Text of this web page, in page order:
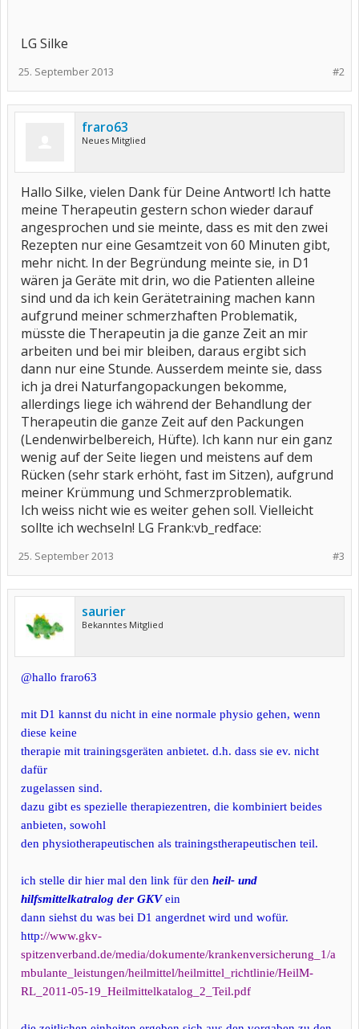
LG Silke
#2
25. September 2013
fraro63
Neues Mitglied
Hallo Silke, vielen Dank für Deine Antwort! Ich hatte
meine Therapeutin gestern schon wieder darauf
angesprochen und sie meinte, dass es mit den zwei
Rezepten nur eine Gesamtzeit von 60 Minuten gibt,
mehr nicht. In der Begründung meinte sie, in D1
wären ja Geräte mit drin, wo die Patienten alleine
sind und da ich kein Gerätetraining machen kann
aufgrund meiner schmerzhaften Problematik,
müsste die Therapeutin ja die ganze Zeit an mir
arbeiten und bei mir bleiben, daraus ergibt sich
dann nur eine Stunde. Ausserdem meinte sie, dass
ich ja drei Naturfangopackungen bekomme,
allerdings liege ich während der Behandlung der
Therapeutin die ganze Zeit auf den Packungen
(Lendenwirbelbereich, Hüfte). Ich kann nur ein ganz
wenig auf der Seite liegen und meistens auf dem
Rücken (sehr stark erhöht, fast im Sitzen), aufgrund
meiner Krümmung und Schmerzproblematik.
Ich weiss nicht wie es weiter gehen soll. Vielleicht
sollte ich wechseln! LG Frank:vb_redface:
#3
25. September 2013
saurier
Bekanntes Mitglied
@hallo fraro63
mit D1 kannst du nicht in eine normale physio gehen, wenn
diese keine
therapie mit trainingsgeräten anbietet. d.h. dass sie ev. nicht
dafür
zugelassen sind.
dazu gibt es spezielle therapiezentren, die kombiniert beides
anbieten, sowohl
den physiotherapeutischen als trainingstherapeutischen teil.
ich stelle dir hier mal den link für den heil- und
hilfsmittelkatralog der GKVein
dann siehst du was bei D1 angerdnet wird und wofür.
http://www.gkv-
spitzenverband.de/media/dokumente/krankenversicherung_1/a
mbulante_leistungen/heilmittel/heilmittel_richtlinie/HeilM-
RL_2011-05-19_Heilmittelkatalog_2_Teil.pdf